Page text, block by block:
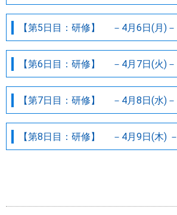
【第5日目：研修】 －4月6日(月)－
【第6日目：研修】 －4月7日(火)－
【第7日目：研修】 －4月8日(水)－
【第8日目：研修】 －4月9日(木) －